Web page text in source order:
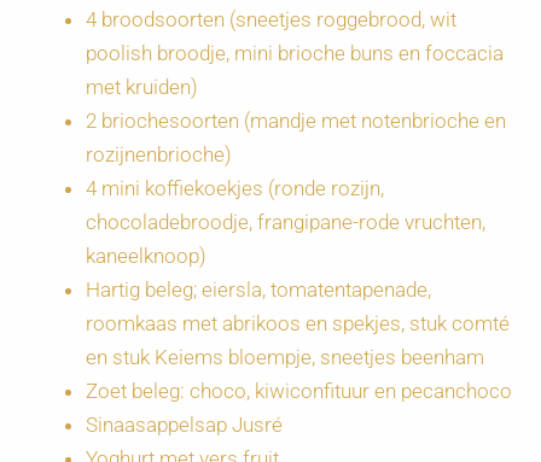
4 broodsoorten (sneetjes roggebrood, wit
poolish broodje, mini brioche buns en foccacia
met kruiden)
2 briochesoorten (mandje met notenbrioche en
rozijnenbrioche)
4 mini koffiekoekjes (ronde rozijn,
chocoladebroodje, frangipane-rode vruchten,
kaneelknoop)
Hartig beleg; eiersla, tomatentapenade,
roomkaas met abrikoos en spekjes, stuk comté
en stuk Keiems bloempje, sneetjes beenham
Zoet beleg: choco, kiwiconfituur en pecanchoco
Sinaasappelsap Jusré